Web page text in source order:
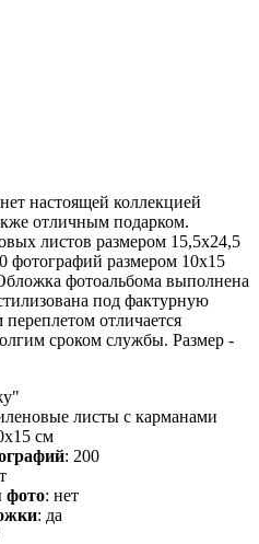
настоящей коллекцией
отличным подарком.
листов размером 15,5х24,5
фотографий размером 10х15
фотоальбома выполнена
под фактурную
отличается
сроком службы. Размер -
листы с карманами
см
: 200
фото: нет
: да